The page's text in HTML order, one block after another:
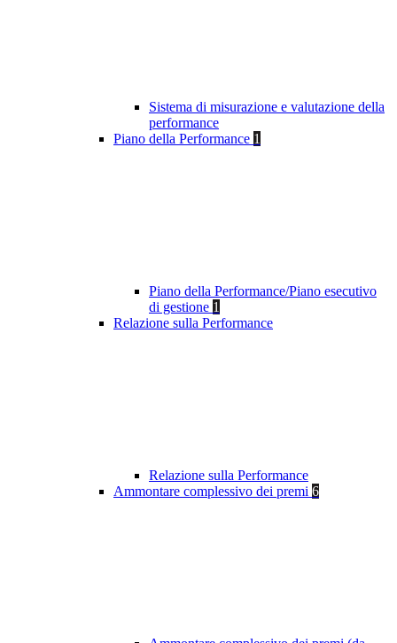
Sistema di misurazione e valutazione della
performance
Piano della Performance 1
Piano della Performance/Piano esecutivo
di gestione 1
Relazione sulla Performance
Relazione sulla Performance
Ammontare complessivo dei premi 6